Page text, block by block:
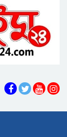
বিএনপি
হাজার টাকায়